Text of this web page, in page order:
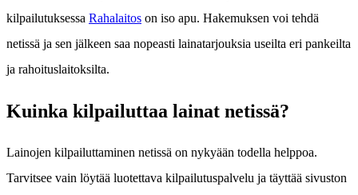
kilpailutuksessa Rahalaitos on iso apu. Hakemuksen voi tehdä
netissä ja sen jälkeen saa nopeasti lainatarjouksia useilta eri pankeilta
ja rahoituslaitoksilta.
Kuinka kilpailuttaa lainat netissä?
Lainojen kilpailuttaminen netissä on nykyään todella helppoa.
Tarvitsee vain löytää luotettava kilpailutuspalvelu ja täyttää sivuston